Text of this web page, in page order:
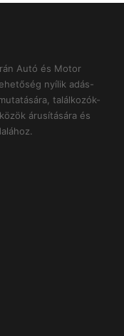
Autó és Motor
nyílik adás-
találkozók-
árusítására és